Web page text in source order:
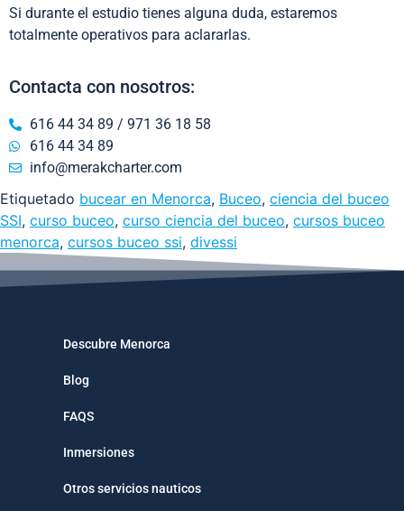
Si durante el estudio tienes alguna duda, estaremos
totalmente operativos para aclararlas.
Contacta con nosotros:
616 44 34 89 / 971 36 18 58
616 44 34 89
info@merakcharter.com
Etiquetado bucear en Menorca, Buceo, ciencia del buceo
SSI, curso buceo, curso ciencia del buceo, cursos buceo
menorca, cursos buceo ssi, divessi
Descubre Menorca
Blog
FAQS
Inmersiones
Otros servicios nauticos